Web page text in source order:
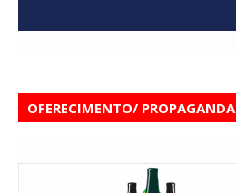
OFERECIMENTO/ PROPAGANDA